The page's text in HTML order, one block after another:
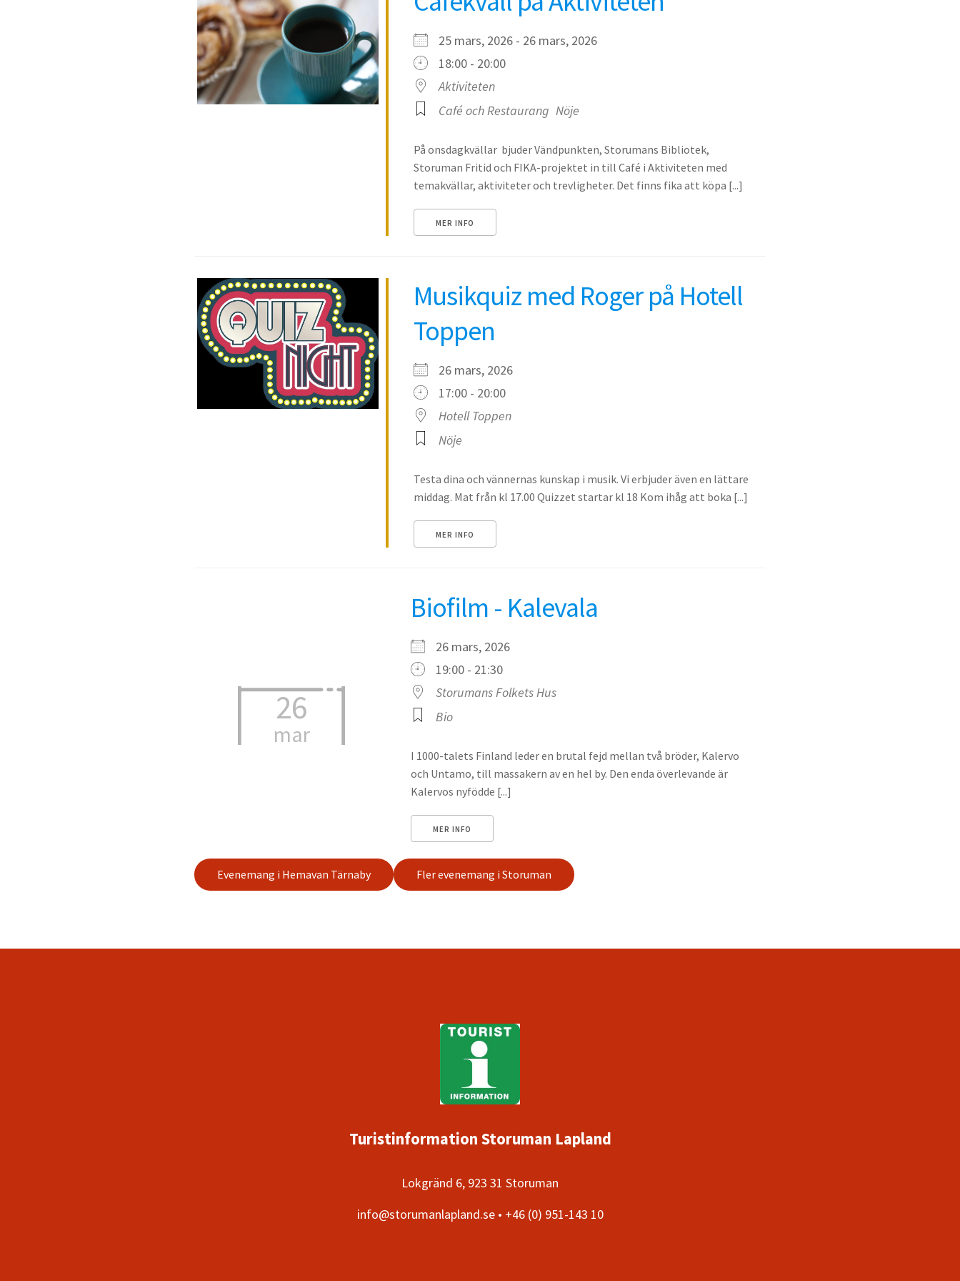
25 mars, 2026 - 26 mars, 2026
18:00 - 20:00
Aktiviteten
Café och Restaurang Nöje
På onsdagkvällar bjuder Vändpunkten, Storumans Bibliotek,
Storuman Fritid och FIKA-projektet in till Café i Aktiviteten med
temakvällar, aktiviteter och trevligheter. Det finns fika att köpa [...]
MER INFO
Musikquiz med Roger på Hotell
Toppen
26 mars, 2026
17:00 - 20:00
Hotell Toppen
Nöje
Testa dina och vännernas kunskap i musik. Vi erbjuder även en lättare
middag. Mat från kl 17.00 Quizzet startar kl 18 Kom ihåg att boka [...]
MER INFO
26
mar
Biofilm - Kalevala
26 mars, 2026
19:00 - 21:30
Storumans Folkets Hus
Bio
I 1000-talets Finland leder en brutal fejd mellan två bröder, Kalervo
och Untamo, till massakern av en hel by. Den enda överlevande är
Kalervos nyfödde [...]
MER INFO
Evenemang i Hemavan Tärnaby Fler evenemang i Storuman
Turistinformation Storuman Lapland
Lokgränd 6, 923 31 Storuman
info@storumanlapland.se • +46 (0) 951-143 10